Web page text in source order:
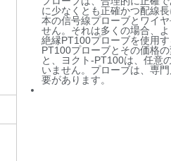
に少なくとも正確かつ配線
本の信号線プローブとワイ
せん。それは多くの場合、
絶縁PT100プローブを使用
PT100プローブとその価格
と、ヨクト-PT100は、任意
いません。プローブは、専
要があります。